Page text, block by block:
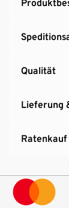
Qualität
Lieferung
Ratenkauf